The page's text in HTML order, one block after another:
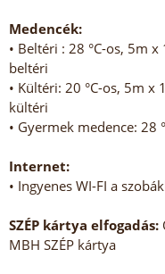
Medencék:
• Beltéri : 28 °C-os, 5m
beltéri
• Kültéri: 20 °C-os, 5m x
kültéri
• Gyermek medence: 28
Internet:
• Ingyenes WI-FI a
SZÉP kártya elfogadás:
MBH SZÉP kártya